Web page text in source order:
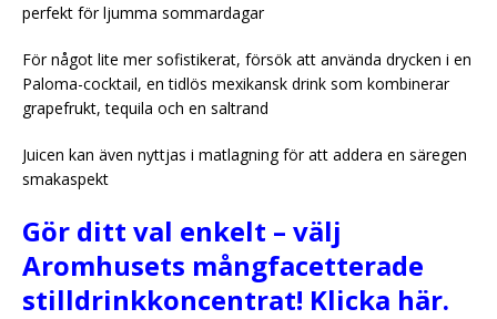
perfekt för ljumma sommardagar
För något lite mer sofistikerat, försök att använda drycken i en
Paloma-cocktail, en tidlös mexikansk drink som kombinerar
grapefrukt, tequila och en saltrand
Juicen kan även nyttjas i matlagning för att addera en säregen
smakaspekt
Gör ditt val enkelt – välj
Aromhusets mångfacetterade
stilldrinkkoncentrat! Klicka här.